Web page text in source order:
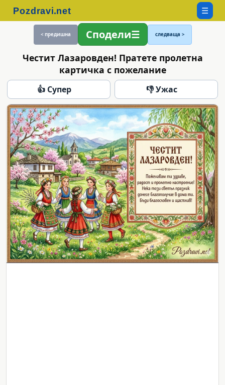
☰
< предишна Сподели следваща >
Честит Лазаровден! Пратете пролетна
картичка с пожелание
👍 Супер 👎 Ужас